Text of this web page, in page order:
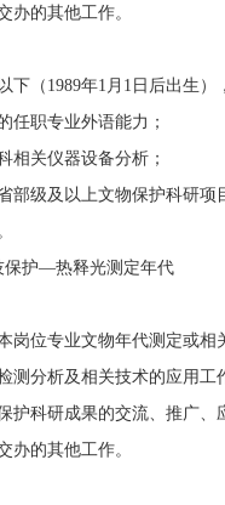
的其他工作。
（1989年1月1日后出生）
职专业外语能力；
关仪器设备分析；
级及以上文物保护科研项
护—热释光测定年代
位专业文物年代测定或相
分析及相关技术的应用工
科研成果的交流、推广、
的其他工作。